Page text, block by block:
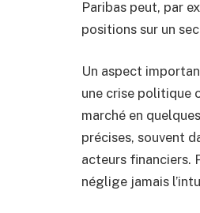
Paribas peut, par
positions sur un
Un aspect
une crise politique
marché en
précises, souvent
acteurs financiers.
néglige jamais